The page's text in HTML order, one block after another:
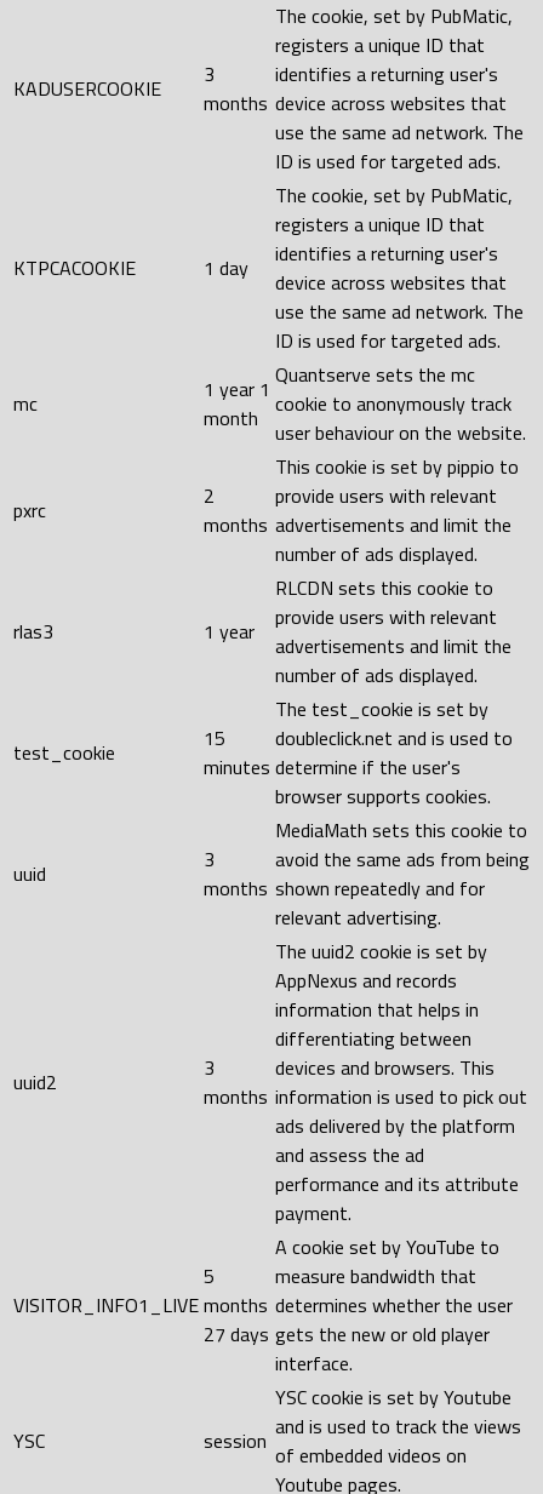
KADUSERCOOKIE
3
months
The cookie, set by PubMatic,
registers a unique ID that
identifies a returning user's
device across websites that
use the same ad network. The
ID is used for targeted ads.
KTPCACOOKIE 1 day
The cookie, set by PubMatic,
registers a unique ID that
identifies a returning user's
device across websites that
use the same ad network. The
ID is used for targeted ads.
mc
1 year 1
month
Quantserve sets the mc
cookie to anonymously track
user behaviour on the website.
pxrc
2
months
This cookie is set by pippio to
provide users with relevant
advertisements and limit the
number of ads displayed.
rlas3 1 year
RLCDN sets this cookie to
provide users with relevant
advertisements and limit the
number of ads displayed.
test_cookie
15
minutes
The test_cookie is set by
doubleclick.net and is used to
determine if the user's
browser supports cookies.
uuid
3
months
MediaMath sets this cookie to
avoid the same ads from being
shown repeatedly and for
relevant advertising.
uuid2
3
months
The uuid2 cookie is set by
AppNexus and records
information that helps in
differentiating between
devices and browsers. This
information is used to pick out
ads delivered by the platform
and assess the ad
performance and its attribute
payment.
VISITOR_INFO1_LIVE
5
months
27 days
A cookie set by YouTube to
measure bandwidth that
determines whether the user
gets the new or old player
interface.
YSC session
YSC cookie is set by Youtube
and is used to track the views
of embedded videos on
Youtube pages.